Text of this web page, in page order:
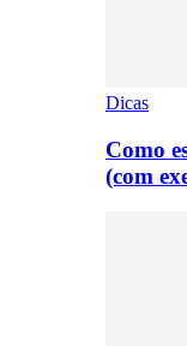
Dicas
Como
(com